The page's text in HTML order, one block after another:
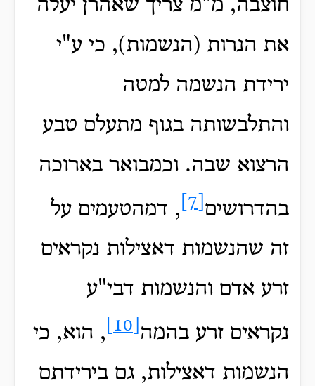
חוצבה, מ"מ צריך שאהרן יעלה
את הנרות (הנשמות), כי ע"י
ירידת הנשמה למטה
והתלבשותה בגוף מתעלם טבע
הרצוא שבה. וכמבואר בארוכה
בהדרושים
, דמהטעמים על
זה שהנשמות דאצילות נקראים
זרע אדם והנשמות דבי"ע
נקראים זרע בהמה
, הוא, כי
הנשמות דאצילות, גם בירידתם